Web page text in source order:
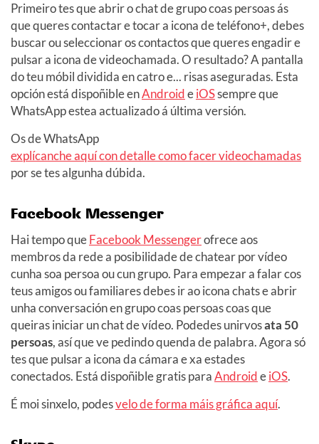
Primeiro tes que abrir o chat de grupo coas persoas ás
que queres contactar e tocar a icona de teléfono+, debes
buscar ou seleccionar os contactos que queres engadir e
pulsar a icona de videochamada. O resultado? A pantalla
do teu móbil dividida en catro e... risas aseguradas. Esta
opción está dispoñible enAndroideiOSsempre que
WhatsApp estea actualizado á última versión.
Os de WhatsApp
explícanche aquí con detalle como facer videochamadas
por se tes algunha dúbida.
Facebook Messenger
Hai tempo queFacebook Messengerofrece aos
membros da rede a posibilidade de chatear por vídeo
cunha soa persoa ou cun grupo. Para empezar a falar cos
teus amigos ou familiares debes ir ao icona chats e abrir
unha conversación en grupo coas persoas coas que
queiras iniciar un chat de vídeo. Podedes unirvosata 50
persoas, así que ve pedindo quenda de palabra. Agora só
tes que pulsar a icona da cámara e xa estades
conectados. Está dispoñible gratis paraAndroideiOS.
É moi sinxelo, podesvelo de forma máis gráfica aquí.